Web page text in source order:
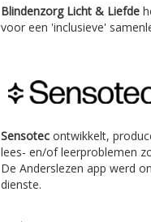
Blindenzorg Licht & Liefde
voor een 'inclusieve'
Sensotec ontwikkelt,
lees- en/of leerproblemen
De Anderslezen app werd
dienste.